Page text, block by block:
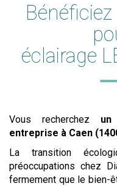
éclairage
Vous recherchez
entreprise à Caen
La transition
préoccupations chez
fermement que le bien-